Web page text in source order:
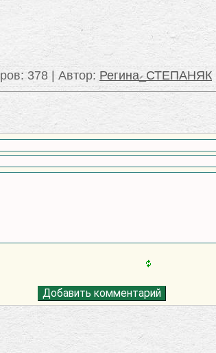
: 378 | Автор: Регина_СТЕПАНЯК